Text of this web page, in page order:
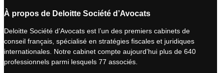
k
e
d
I
n
T
u
b
e
À propos de Deloitte Société d’Avocats
Deloitte Société d’Avocats est l’un des premiers cabinets de
conseil français, spécialisé en stratégies fiscales et juridiques
internationales. Notre cabinet compte aujourd’hui plus de 640
professionnels parmi lesquels 77 associés.